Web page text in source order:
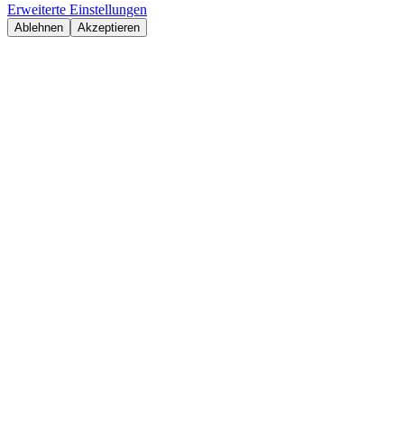
Erweiterte Einstellungen
Ablehnen Akzeptieren